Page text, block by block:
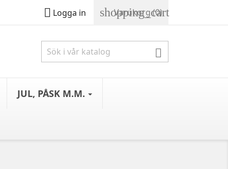
 Logga in shopping_cart
Varukorg (0)

JUL, PÅSK M.M.